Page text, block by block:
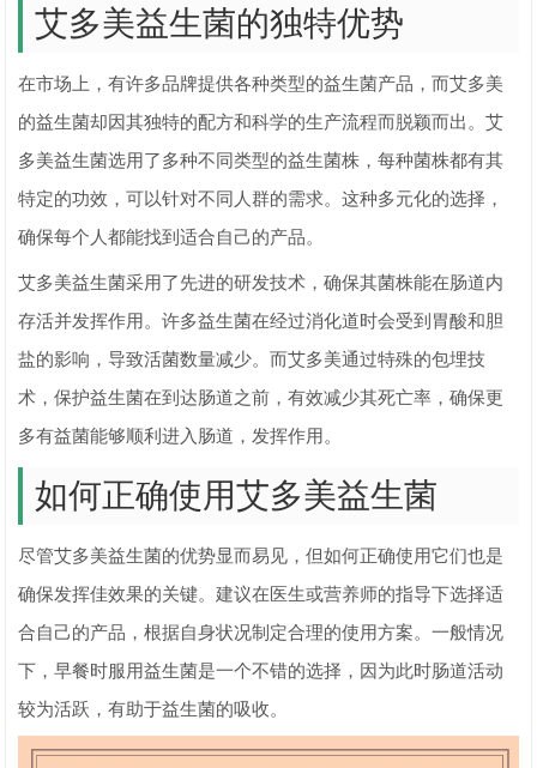
艾多美益生菌的独特优势
在市场上，有许多品牌提供各种类型的益生菌产品，而艾多美
的益生菌却因其独特的配方和科学的生产流程而脱颖而出。艾
多美益生菌选用了多种不同类型的益生菌株，每种菌株都有其
特定的功效，可以针对不同人群的需求。这种多元化的选择，
确保每个人都能找到适合自己的产品。
艾多美益生菌采用了先进的研发技术，确保其菌株能在肠道内
存活并发挥作用。许多益生菌在经过消化道时会受到胃酸和胆
盐的影响，导致活菌数量减少。而艾多美通过特殊的包埋技
术，保护益生菌在到达肠道之前，有效减少其死亡率，确保更
多有益菌能够顺利进入肠道，发挥作用。
如何正确使用艾多美益生菌
尽管艾多美益生菌的优势显而易见，但如何正确使用它们也是
确保发挥佳效果的关键。建议在医生或营养师的指导下选择适
合自己的产品，根据自身状况制定合理的使用方案。一般情况
下，早餐时服用益生菌是一个不错的选择，因为此时肠道活动
较为活跃，有助于益生菌的吸收。